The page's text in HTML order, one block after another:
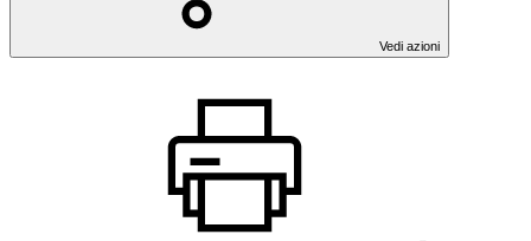
Vedi azioni